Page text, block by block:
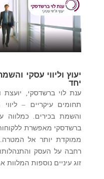
יעוץ וליווי עסקי
יחד
ענת לוי ברשדסקי,
תחומים עיקריים –
והשמת בכירים.כמלווה
ברשדסקי מאפשרת
ממוקדת יותר אל המטרה.
רחבה על העסק והתנהלותו
זוג עיניים נוספות